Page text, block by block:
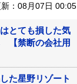
：08月07日 00:05
とても損した気
【禁断の会社用
た星野リゾート